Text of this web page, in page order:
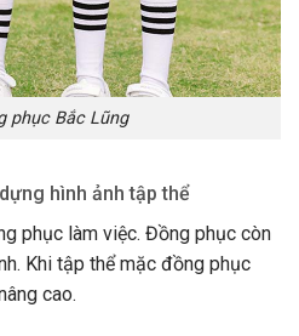
phục Bắc Lũng
hình ảnh tập thể
phục làm việc. Đồng phục còn
Khi tập thể mặc đồng phục
cao.